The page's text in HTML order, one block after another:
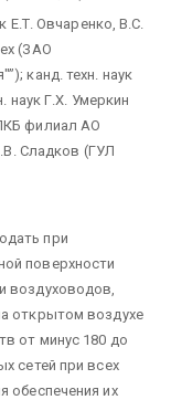
Е.Т. Овчаренко, B.C.
(ЗАО
канд. техн. наук
наук Г.Х. Умеркин
филиал АО
Сладков (ГУЛ
при
поверхности
воздуховодов,
открытом воздухе
от минус 180 до
сетей при всех
обеспечения их